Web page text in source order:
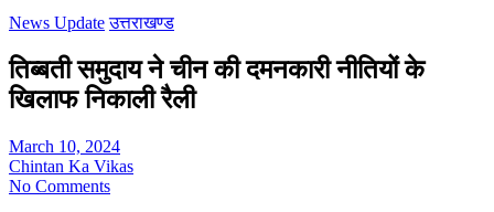
News Update उत्तराखण्ड
तिब्बती समुदाय ने चीन की दमनकारी नीतियों के
खिलाफ निकाली रैली
March 10, 2024
Chintan Ka Vikas
No Comments